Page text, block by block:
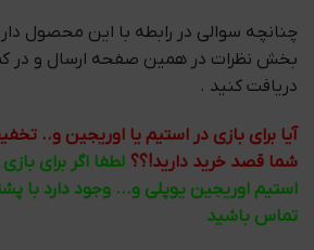
چنانچه سوالی در رابطه با این محصول
دریافت کنید .
آیا برای بازی در استیم یا اوریجین و..
شما قصد خرید دارید!؟؟ لطفا اگر برای
استیم اوریجین یوپلی و... وجود دارد با
تماس باشید